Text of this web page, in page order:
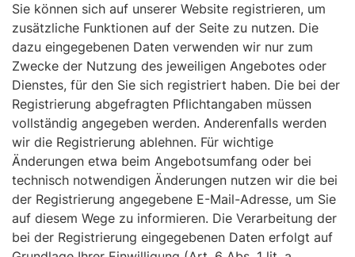
Sie können sich auf unserer Website registrieren, um
zusätzliche Funktionen auf der Seite zu nutzen. Die
dazu eingegebenen Daten verwenden wir nur zum
Zwecke der Nutzung des jeweiligen Angebotes oder
Dienstes, für den Sie sich registriert haben. Die bei der
Registrierung abgefragten Pflichtangaben müssen
vollständig angegeben werden. Anderenfalls werden
wir die Registrierung ablehnen. Für wichtige
Änderungen etwa beim Angebotsumfang oder bei
technisch notwendigen Änderungen nutzen wir die bei
der Registrierung angegebene E-Mail-Adresse, um Sie
auf diesem Wege zu informieren. Die Verarbeitung der
bei der Registrierung eingegebenen Daten erfolgt auf